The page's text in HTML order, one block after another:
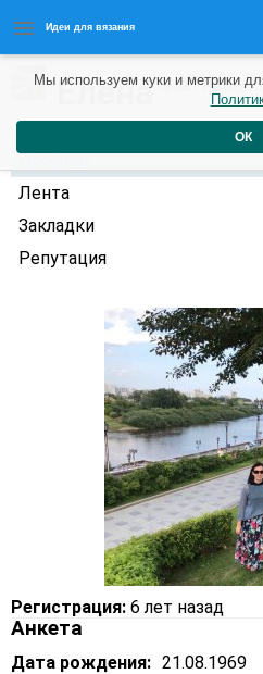
Идеи для вязания
Елена6 лет назад
Профиль
Лента
Закладки
Репутация
Регистрация: 6 лет назад
Анкета
Дата рождения: 21.08.1969
Мы используем куки и метрики
ОК